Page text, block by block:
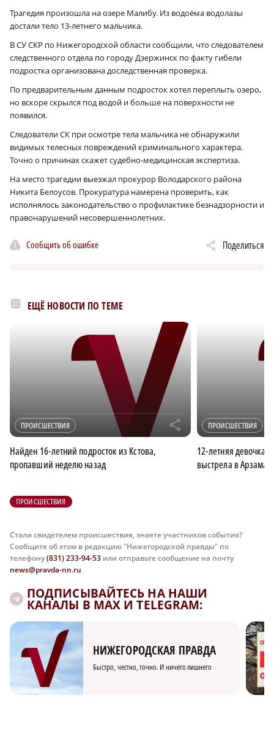
Трагедия произошла на озере Малибу. Из водоёма водолазы
достали тело 13-летнего мальчика.
В СУ СКР по Нижегородской области сообщили, что следователем
следственного отдела по городу Дзержинск по факту гибели
подростка организована доследственная проверка.
По предварительным данным подросток хотел переплыть озеро,
но вскоре скрылся под водой и больше на поверхности не
появился.
Следователи СК при осмотре тела мальчика не обнаружили
видимых телесных повреждений криминального характера.
Точно о причинах скажет судебно-медицинская экспертиза.
На место трагедии выезжал прокурор Володарского района
Никита Белоусов. Прокуратура намерена проверить, как
исполнялось законодательство о профилактике безнадзорности и
правонарушений несовершеннолетних.
Сообщить об ошибке Поделиться
ЕЩЁ НОВОСТИ ПО ТЕМЕ
ПРОИСШЕСТВИЯ r
Найден 16-летний подросток из Кстова,
пропавший неделю назад
ПРОИСШЕСТВИЯ
12-летняя девочка
выстрела в
ПРОИСШЕСТВИЯ
Стали свидетелем происшествия, знаете участников события?
Сообщите об этом в редакцию "Нижегородской правды" по
телефону(831) 233-94-53 или отправьте сообщение на почту
news@pravda-nn.ru
ПОДПИСЫВАЙТЕСЬ НА НАШИ
КАНАЛЫ В MAX И TELEGRAM:
НИЖЕГОРОДСКАЯ ПРАВДА
Быстро, честно, точно. И ничего лишнего